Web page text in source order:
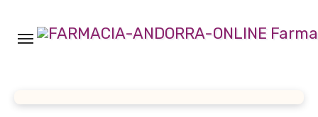
contenido